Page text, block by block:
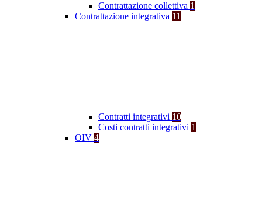
Contrattazione collettiva 1
Contrattazione integrativa 11
Contratti integrativi 10
Costi contratti integrativi 1
OIV 4